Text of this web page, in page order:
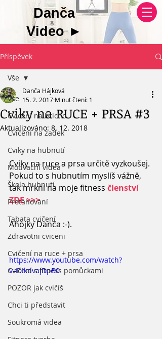
Danča
Video►
Příspěvek
Vše
Cviceni na bricho
Cvičení na zadek
Cviky na hubnutí
Motivační videa
Škola hubnutí
Protahování
Tabata cvičení
Zdravotni cviceni
Cvičení na ruce + prsa
Cvičení s fitness pomůckami
POZOR jak cvičíš
Chci ti představit
Soukromá videa
Vše
Cviky na RUCE + PRSA #3
Danča Hájková
15. 2. 2017 Minut čtení: 1
Aktualizováno: 8. 12. 2018
Cviky na ruce a prsa určitě vyzkoušej.
Pokud to s hubnutím myslíš vážně,
tak mrkni na moje fitness členství
ZDE >>>
Ahojky Danča :-).
https://www.youtube.com/watch?
v=DIkdvajDpB0